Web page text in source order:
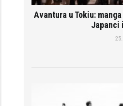
Avantura u Tokiu:
Japanci